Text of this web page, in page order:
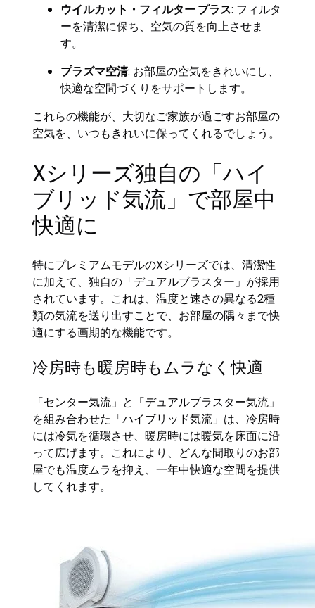
ウイルカット・フィルター プラス: フィルタ
ーを清潔に保ち、空気の質を向上させま
す。
プラズマ空清: お部屋の空気をきれいにし、
快適な空間づくりをサポートします。
これらの機能が、大切なご家族が過ごすお部屋の
空気を、いつもきれいに保ってくれるでしょう。
Xシリーズ独自の「ハイ
ブリッド気流」で部屋中
快適に
特にプレミアムモデルのXシリーズでは、清潔性
に加えて、独自の「デュアルブラスター」が採用
されています。これは、温度と速さの異なる2種
類の気流を送り出すことで、お部屋の隅々まで快
適にする画期的な機能です。
冷房時も暖房時もムラなく快適
「センター気流」と「デュアルブラスター気流」
を組み合わせた「ハイブリッド気流」は、冷房時
には冷気を循環させ、暖房時には暖気を床面に沿
って広げます。これにより、どんな間取りのお部
屋でも温度ムラを抑え、一年中快適な空間を提供
してくれます。